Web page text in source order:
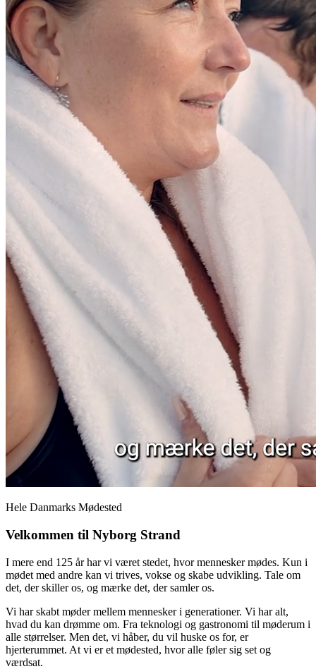
Hele Danmarks Mødested
Velkommen til Nyborg Strand
I mere end 125 år har vi været stedet, hvor mennesker mødes. Kun i
mødet med andre kan vi trives, vokse og skabe udvikling. Tale om
det, der skiller os, og mærke det, der samler os.
Vi har skabt møder mellem mennesker i generationer. Vi har alt,
hvad du kan drømme om. Fra teknologi og gastronomi til møderum i
alle størrelser. Men det, vi håber, du vil huske os for, er
hjerterummet. At vi er et mødested, hvor alle føler sig set og
værdsat.